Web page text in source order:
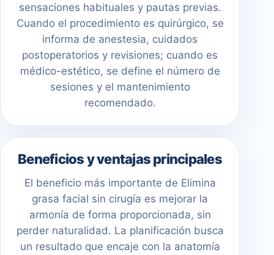
sensaciones habituales y pautas previas.
Cuando el procedimiento es quirúrgico, se
informa de anestesia, cuidados
postoperatorios y revisiones; cuando es
médico-estético, se define el número de
sesiones y el mantenimiento
recomendado.
Beneficios y ventajas principales
El beneficio más importante de Elimina
grasa facial sin cirugía es mejorar la
armonía de forma proporcionada, sin
perder naturalidad. La planificación busca
un resultado que encaje con la anatomía